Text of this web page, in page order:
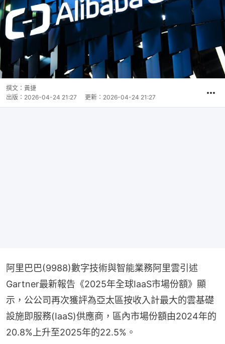
撰文： 黃捷
出版： 2026-04-24 21:27 更新： 2026-04-24 21:27
阿里巴巴(9988)數字技術與智能業務阿里雲引述
Gartner最新報告《2025年全球IaaS市場份額》顯
示，公公司再次獲評為亞太區按收入計最大的雲基礎
設施即服務(IaaS)供應商，區內市場份額由2024年的
20.8%上升至2025年的22.5%。